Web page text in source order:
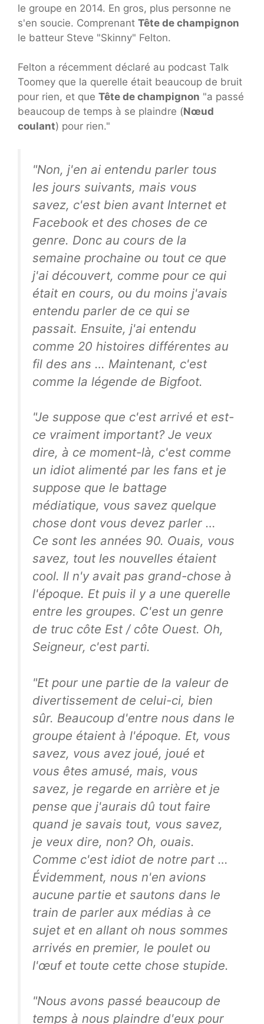
le groupe en 2014. En gros, plus personne ne
s'en soucie. Comprenant Tête de champignon
le batteur Steve "Skinny" Felton.
Felton a récemment déclaré au podcast Talk
Toomey que la querelle était beaucoup de bruit
pour rien, et que Tête de champignon "a passé
beaucoup de temps à se plaindre (Nœud
coulant) pour rien."
"Non, j'en ai entendu parler tous
les jours suivants, mais vous
savez, c'est bien avant Internet et
Facebook et des choses de ce
genre. Donc au cours de la
semaine prochaine ou tout ce que
j'ai découvert, comme pour ce qui
était en cours, ou du moins j'avais
entendu parler de ce qui se
passait. Ensuite, j'ai entendu
comme 20 histoires différentes au
fil des ans … Maintenant, c'est
comme la légende de Bigfoot.
"Je suppose que c'est arrivé et est-
ce vraiment important? Je veux
dire, à ce moment-là, c'est comme
un idiot alimenté par les fans et je
suppose que le battage
médiatique, vous savez quelque
chose dont vous devez parler …
Ce sont les années 90. Ouais, vous
savez, tout les nouvelles étaient
cool. Il n'y avait pas grand-chose à
l'époque. Et puis il y a une querelle
entre les groupes. C'est un genre
de truc côte Est / côte Ouest. Oh,
Seigneur, c'est parti.
"Et pour une partie de la valeur de
divertissement de celui-ci, bien
sûr. Beaucoup d'entre nous dans le
groupe étaient à l'époque. Et, vous
savez, vous avez joué, joué et
vous êtes amusé, mais, vous
savez, je regarde en arrière et je
pense que j'aurais dû tout faire
quand je savais tout, vous savez,
je veux dire, non? Oh, ouais.
Comme c'est idiot de notre part …
Évidemment, nous n'en avions
aucune partie et sautons dans le
train de parler aux médias à ce
sujet et en allant oh nous sommes
arrivés en premier, le poulet ou
l'œuf et toute cette chose stupide.
"Nous avons passé beaucoup de
temps à nous plaindre d'eux pour